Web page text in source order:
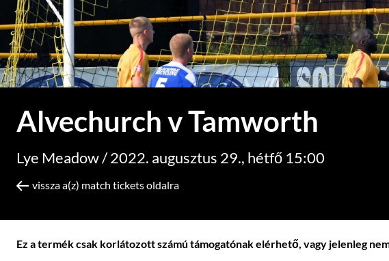
Alvechurch v Tamworth
Lye Meadow /2022. augusztus 29., hétfő 15:00
vissza a(z) match tickets oldalra
Ez a termék csak korlátozott számú támogatónak elérhető, vagy jelenleg